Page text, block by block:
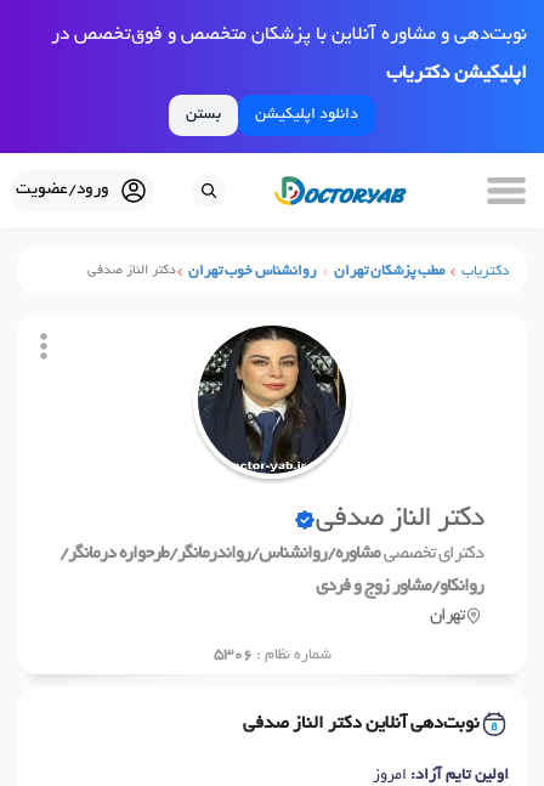
نوبت‌دهی و مشاوره آنلاین با پزشکان متخصص و فوق‌تخصص در
اپلیکیشن دکتریاب
دانلود اپلیکیشن بستن
ورود/عضویت
دکتریاب مطب پزشکان تهران روانشناس خوب تهران دکتر الناز صدفی
دکتر الناز صدفی
دکترای تخصصیمشاوره/روانشناس/رواندرمانگر/طرحواره درمانگر/
روانکاو/مشاور زوج و فردی
تهران
شماره نظام : 5306
نوبت‌دهی آنلاین دکتر الناز صدفی
اولین تایم آزاد: امروز